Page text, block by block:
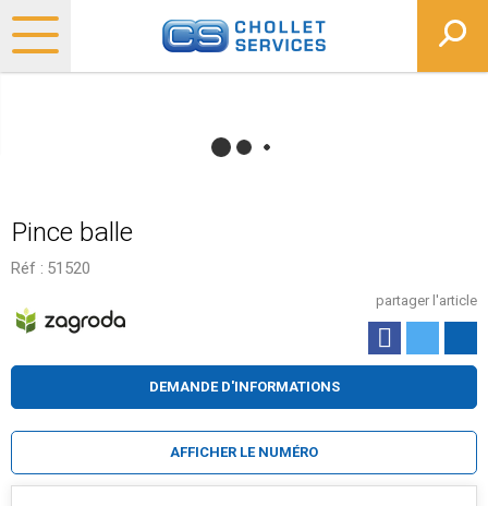
Pince balle
Réf : 51520
partager l'article
DEMANDE D'INFORMATIONS
AFFICHER LE NUMÉRO